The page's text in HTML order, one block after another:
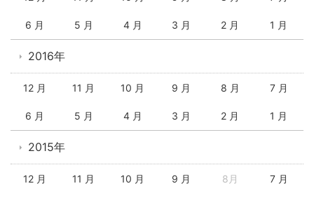
6 月 5 月 4 月 3 月 2 月 1 月
2016年
12 月 11 月 10 月 9 月 8 月 7 月
6 月 5 月 4 月 3 月 2 月 1 月
2015年
12 月 11 月 10 月 9 月 8月 7 月